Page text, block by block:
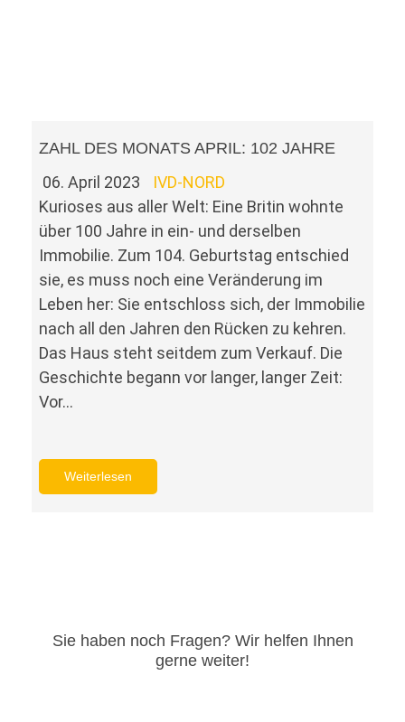
ZAHL DES MONATS APRIL: 102 JAHRE
06. April 2023
IVD-NORD
Kurioses aus aller Welt: Eine Britin wohnte
über 100 Jahre in ein- und derselben
Immobilie. Zum 104. Geburtstag entschied
sie, es muss noch eine Veränderung im
Leben her: Sie entschloss sich, der Immobilie
nach all den Jahren den Rücken zu kehren.
Das Haus steht seitdem zum Verkauf. Die
Geschichte begann vor langer, langer Zeit:
Vor…
Weiterlesen
Sie haben noch Fragen? Wir helfen Ihnen
gerne weiter!​